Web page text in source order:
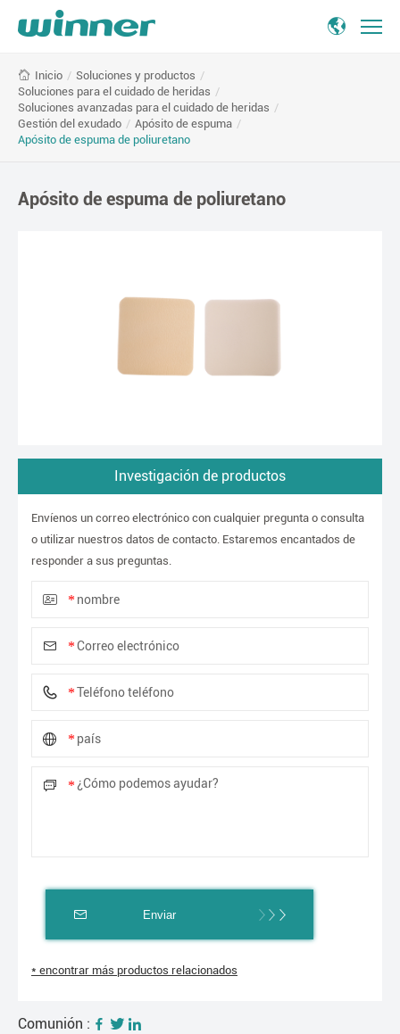
Foam
Dressing
Inicio / Soluciones y productos /
Soluciones para el cuidado de heridas /
Soluciones avanzadas para el cuidado de heridas /
Gestión del exudado / Apósito de espuma /
Apósito de espuma de poliuretano
Apósito de espuma de poliuretano
Investigación de productos
Envíenos un correo electrónico con cualquier pregunta o consulta
o utilizar nuestros datos de contacto. Estaremos encantados de
responder a sus preguntas.
Enviar
* encontrar más productos relacionados
Comunión :